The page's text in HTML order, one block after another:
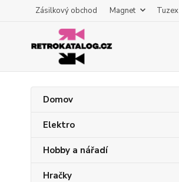
Zásilkový obchod Magnet Tuzex
Domov
Elektro
Hobby a nářadí
Hračky